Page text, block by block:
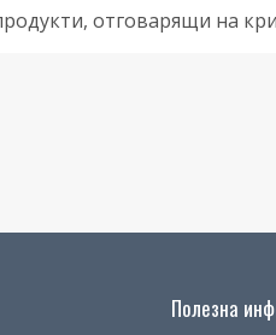
отговарящи на
Полезна